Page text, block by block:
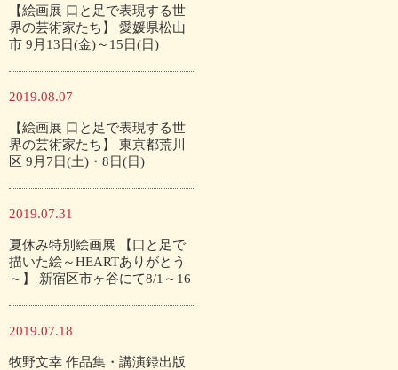
【絵画展 口と足で表現する世
界の芸術家たち】 愛媛県松山
市 9月13日(金)～15日(日)
2019.08.07
【絵画展 口と足で表現する世
界の芸術家たち】 東京都荒川
区 9月7日(土)・8日(日)
2019.07.31
夏休み特別絵画展 【口と足で
描いた絵～HEARTありがとう
～】 新宿区市ヶ谷にて8/1～16
2019.07.18
牧野文幸 作品集・講演録出版